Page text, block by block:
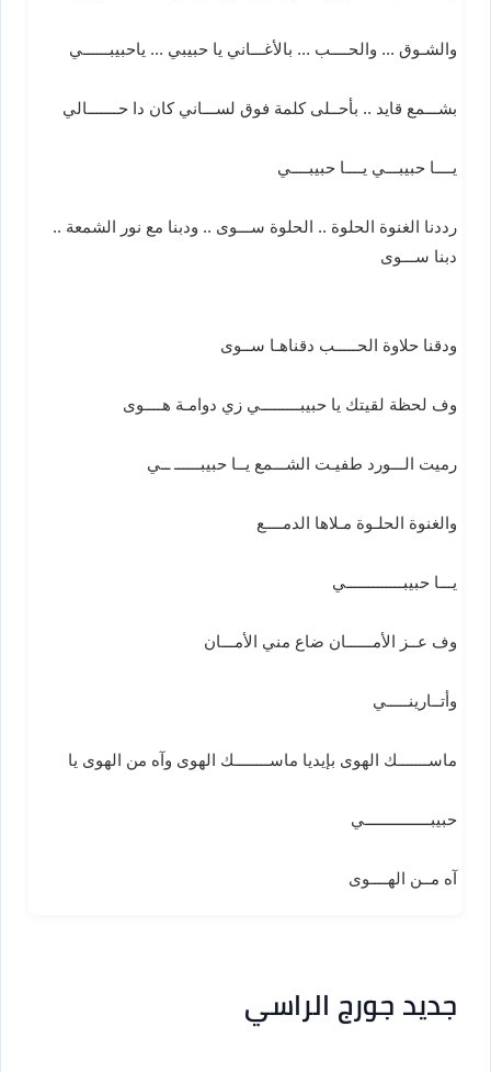
والشـوق ... والحــــب ... بالأغـــاني يا حبيبي ... ياحبيبــــــي
بشـــمع قايد .. بأحــلى كلمة فوق لســـاني كان دا حـــــــالي
يــــا حبيبـــي يــــا حبيبــــي
رددنا الغنوة الحلوة .. الحلوة ســـوى .. ودبنا مع نور الشمعة ..
دبنا ســـوى
ودقنا حلاوة الحـــــب دقناهـا ســوى
وف لحظة لقيتك يا حبيبـــــــــي زي دوامـة هــــوى
رميت الـــورد طفيـت الشـــمع يــا حبيبــــــ ــي
والغنوة الحلـوة مـلاها الدمــــع
يـــا حبيبـــــــــــــي
وف عــز الأمــــــان ضاع مني الأمـــان
وأتــارينـــــي
ماســـــــك الهوى بإيديا ماســــــــك الهوى وآه من الهوى يا
حبيبـــــــــــــــي
آه مــن الهــــوى
جديد جورج الراسي